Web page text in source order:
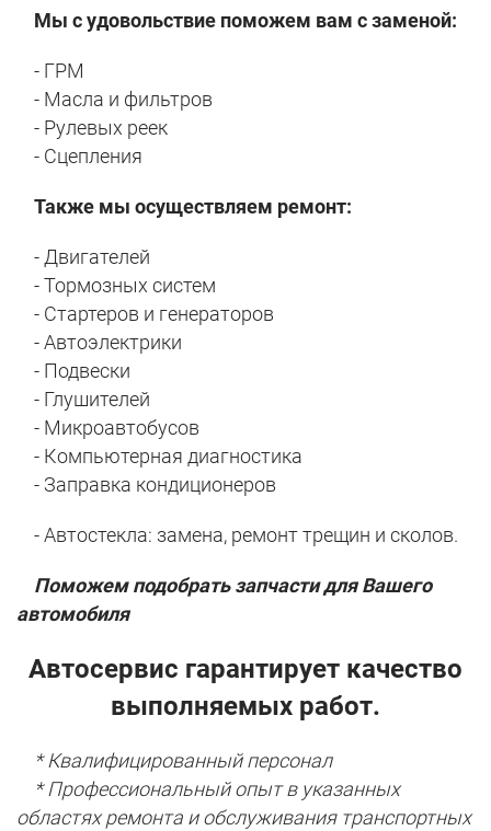
Мы с удовольствие поможем вам с заменой:
- ГРМ
- Масла и фильтров
- Рулевых реек
- Сцепления
Также мы осуществляем ремонт:
- Двигателей
- Тормозных систем
- Стартеров и генераторов
- Автоэлектрики
- Подвески
- Глушителей
- Микроавтобусов
- Компьютерная диагностика
- Заправка кондиционеров
- Автостекла: замена, ремонт трещин и сколов.
Поможем подобрать запчасти для Вашего
автомобиля
Автосервис гарантирует качество
выполняемых работ.
* Квалифицированный персонал
* Профессиональный опыт в указанных
областях ремонта и обслуживания транспортных